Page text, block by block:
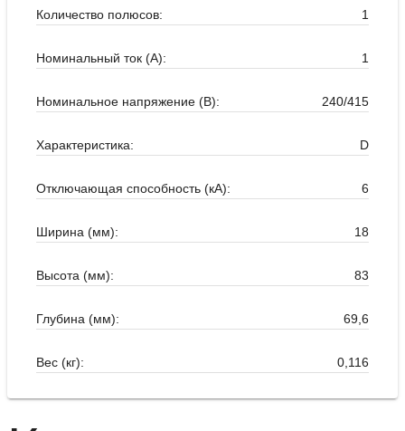
Количество полюсов: 1
Номинальный ток (А): 1
Номинальное напряжение (В): 240/415
Характеристика: D
Отключающая способность (кА): 6
Ширина (мм): 18
Высота (мм): 83
Глубина (мм): 69,6
Вес (кг): 0,116